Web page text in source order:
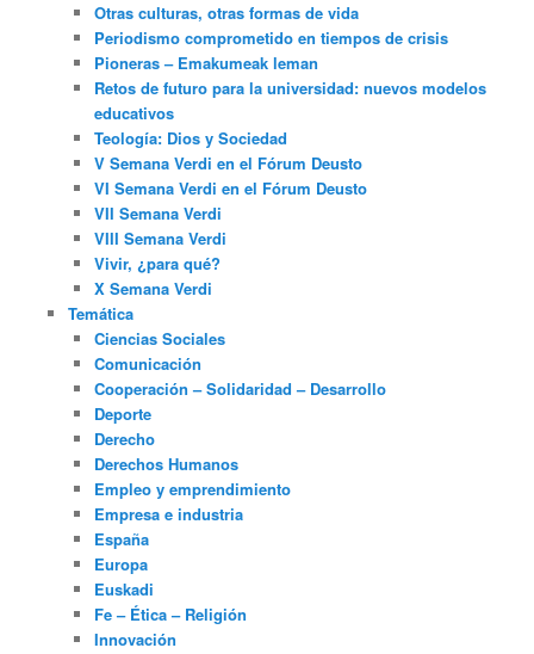
Otras culturas, otras formas de vida
Periodismo comprometido en tiempos de crisis
Pioneras – Emakumeak leman
Retos de futuro para la universidad: nuevos modelos
educativos
Teología: Dios y Sociedad
V Semana Verdi en el Fórum Deusto
VI Semana Verdi en el Fórum Deusto
VII Semana Verdi
VIII Semana Verdi
Vivir, ¿para qué?
X Semana Verdi
Temática
Ciencias Sociales
Comunicación
Cooperación – Solidaridad – Desarrollo
Deporte
Derecho
Derechos Humanos
Empleo y emprendimiento
Empresa e industria
España
Europa
Euskadi
Fe – Ética – Religión
Innovación